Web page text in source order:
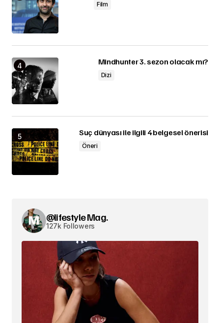
Film
Mindhunter 3. sezon olacak mı?
Dizi
Suç dünyası ile ilgili 4 belgesel önerisi
Öneri
@lifestyle Mag.
127k Followers